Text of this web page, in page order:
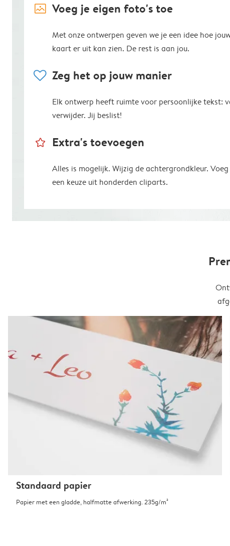
image_placeholder Voeg je eigen foto's toe
Met onze ontwerpen geven we je een idee hoe
kaart er uit kan zien. De rest is aan jou.
heart Zeg het op jouw manier
Elk ontwerp heeft ruimte voor persoonlijke tekst:
verwijder. Jij beslist!
star_outline Extra's toevoegen
Alles is mogelijk. Wijzig de achtergrondkleur.
een keuze uit honderden cliparts.
Standaard papier
Papier met een gladde, halfmatte afwerking. 235g/m²